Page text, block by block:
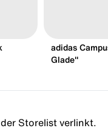
adidas
Glade"
Storelist verlinkt.